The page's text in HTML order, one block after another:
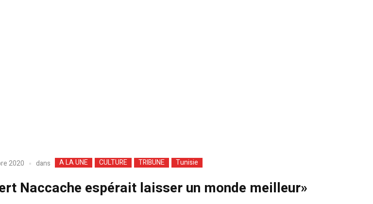
2020 dans A LA UNE CULTURE TRIBUNE Tunisie
Naccache espérait laisser un monde meilleur»